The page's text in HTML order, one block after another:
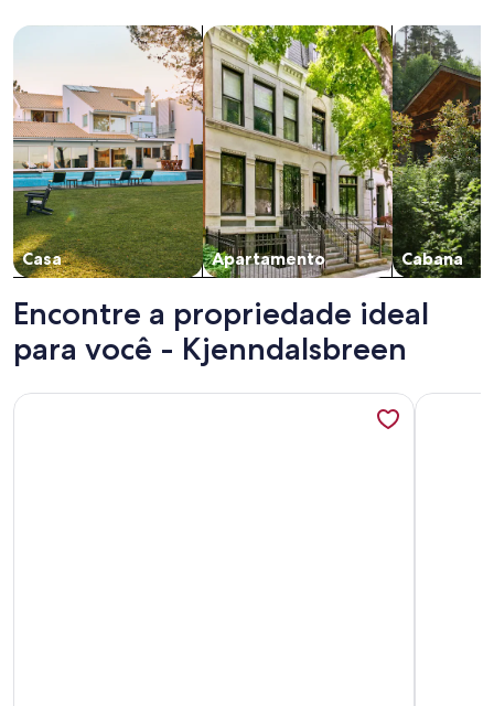
Casa
Busque casas
Apartamento
Busque apartamentos
Cabana
buscar
Encontre a propriedade ideal
para você - Kjenndalsbreen
Mais informações sobre Vollsnes Feriehus Stryn Mais